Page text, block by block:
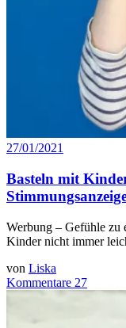
27/01/2021
Basteln mit
Werbung – Gefühle zu
Kinder nicht immer
von Liska
Kommentare 27